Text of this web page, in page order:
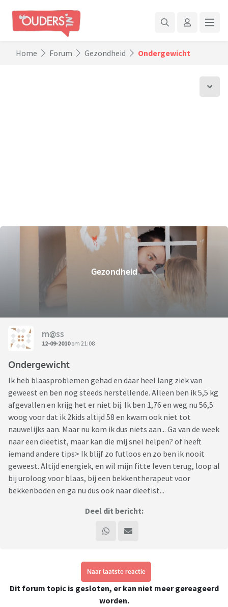
Home Forum Gezondheid Ondergewicht
Gezondheid
m@ss
12-09-2010om 21:08
Ondergewicht
Ik heb blaasproblemen gehad en daar heel lang ziek van
geweest en ben nog steeds herstellende. Alleen ben ik 5,5 kg
afgevallen en krijg het er niet bij. Ik ben 1,76 en weg nu 56,5
woog voor dat ik 2kids altijd 58 en kwam ook niet tot
nauwelijks aan. Maar nu kom ik dus niets aan... Ga van de week
naar een dieetist, maar kan die mij snel helpen? of heeft
iemand andere tips> Ik blijf zo futloos en zo ben ik nooit
geweest. Altijd energiek, en wil mijn fitte leven terug, loop al
bij uroloog voor blaas, bij een bekkentherapeut voor
bekkenboden en ga nu dus ook naar dieetist...
Deel dit bericht:
Naar laatste reactie
Dit forum topic is gesloten, er kan niet meer gereageerd
worden.